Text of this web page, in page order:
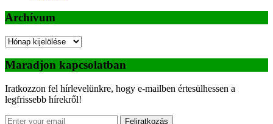
Archívum
Archívum
Maradjon kapcsolatban
Iratkozzon fel hírlevelünkre, hogy e-mailben értesülhessen a
legfrissebb hírekről!
Feliratkozás